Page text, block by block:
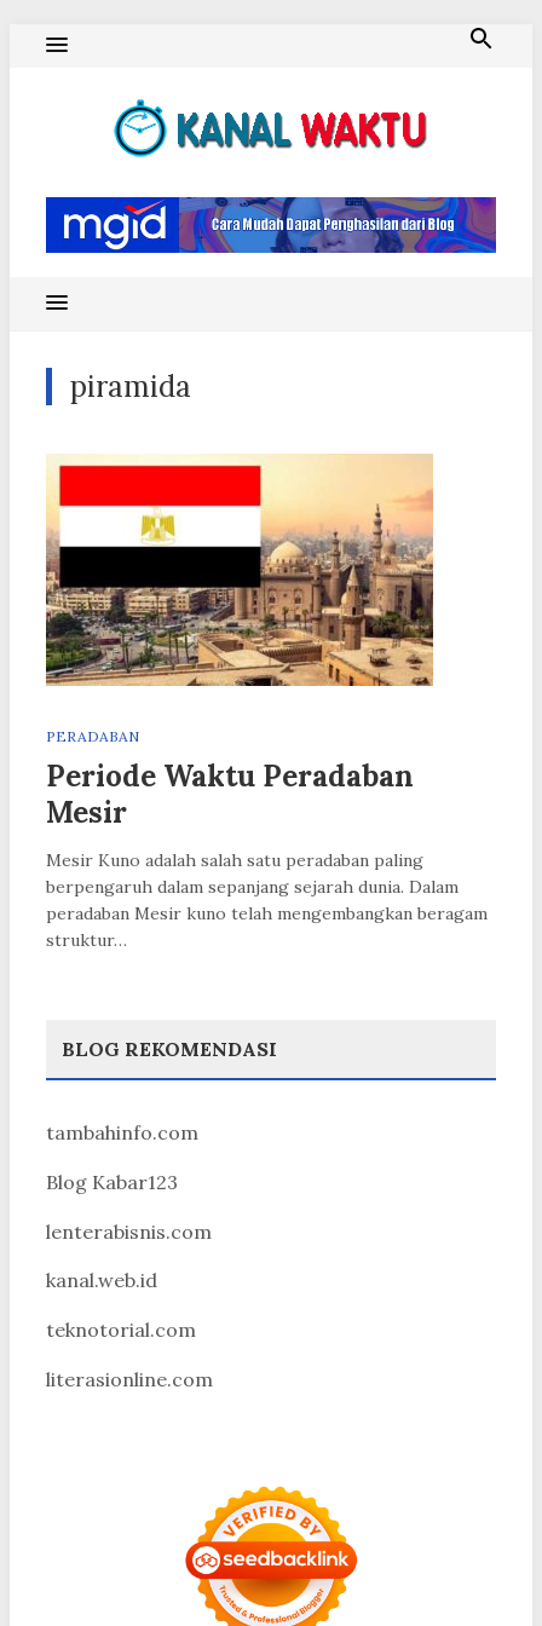
piramida
PERADABAN
Periode Waktu Peradaban
Mesir
Mesir Kuno adalah salah satu peradaban paling
berpengaruh dalam sepanjang sejarah dunia. Dalam
peradaban Mesir kuno telah mengembangkan beragam
struktur…
BLOG REKOMENDASI
tambahinfo.com
Blog Kabar123
lenterabisnis.com
kanal.web.id
teknotorial.com
literasionline.com